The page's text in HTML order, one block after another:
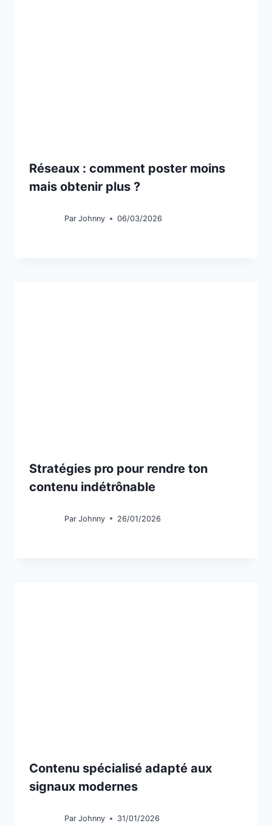
Réseaux : comment poster moins
mais obtenir plus ?
Par Johnny 06/03/2026
Stratégies pro pour rendre ton
contenu indétrônable
Par Johnny 26/01/2026
Contenu spécialisé adapté aux
signaux modernes
Par Johnny 31/01/2026